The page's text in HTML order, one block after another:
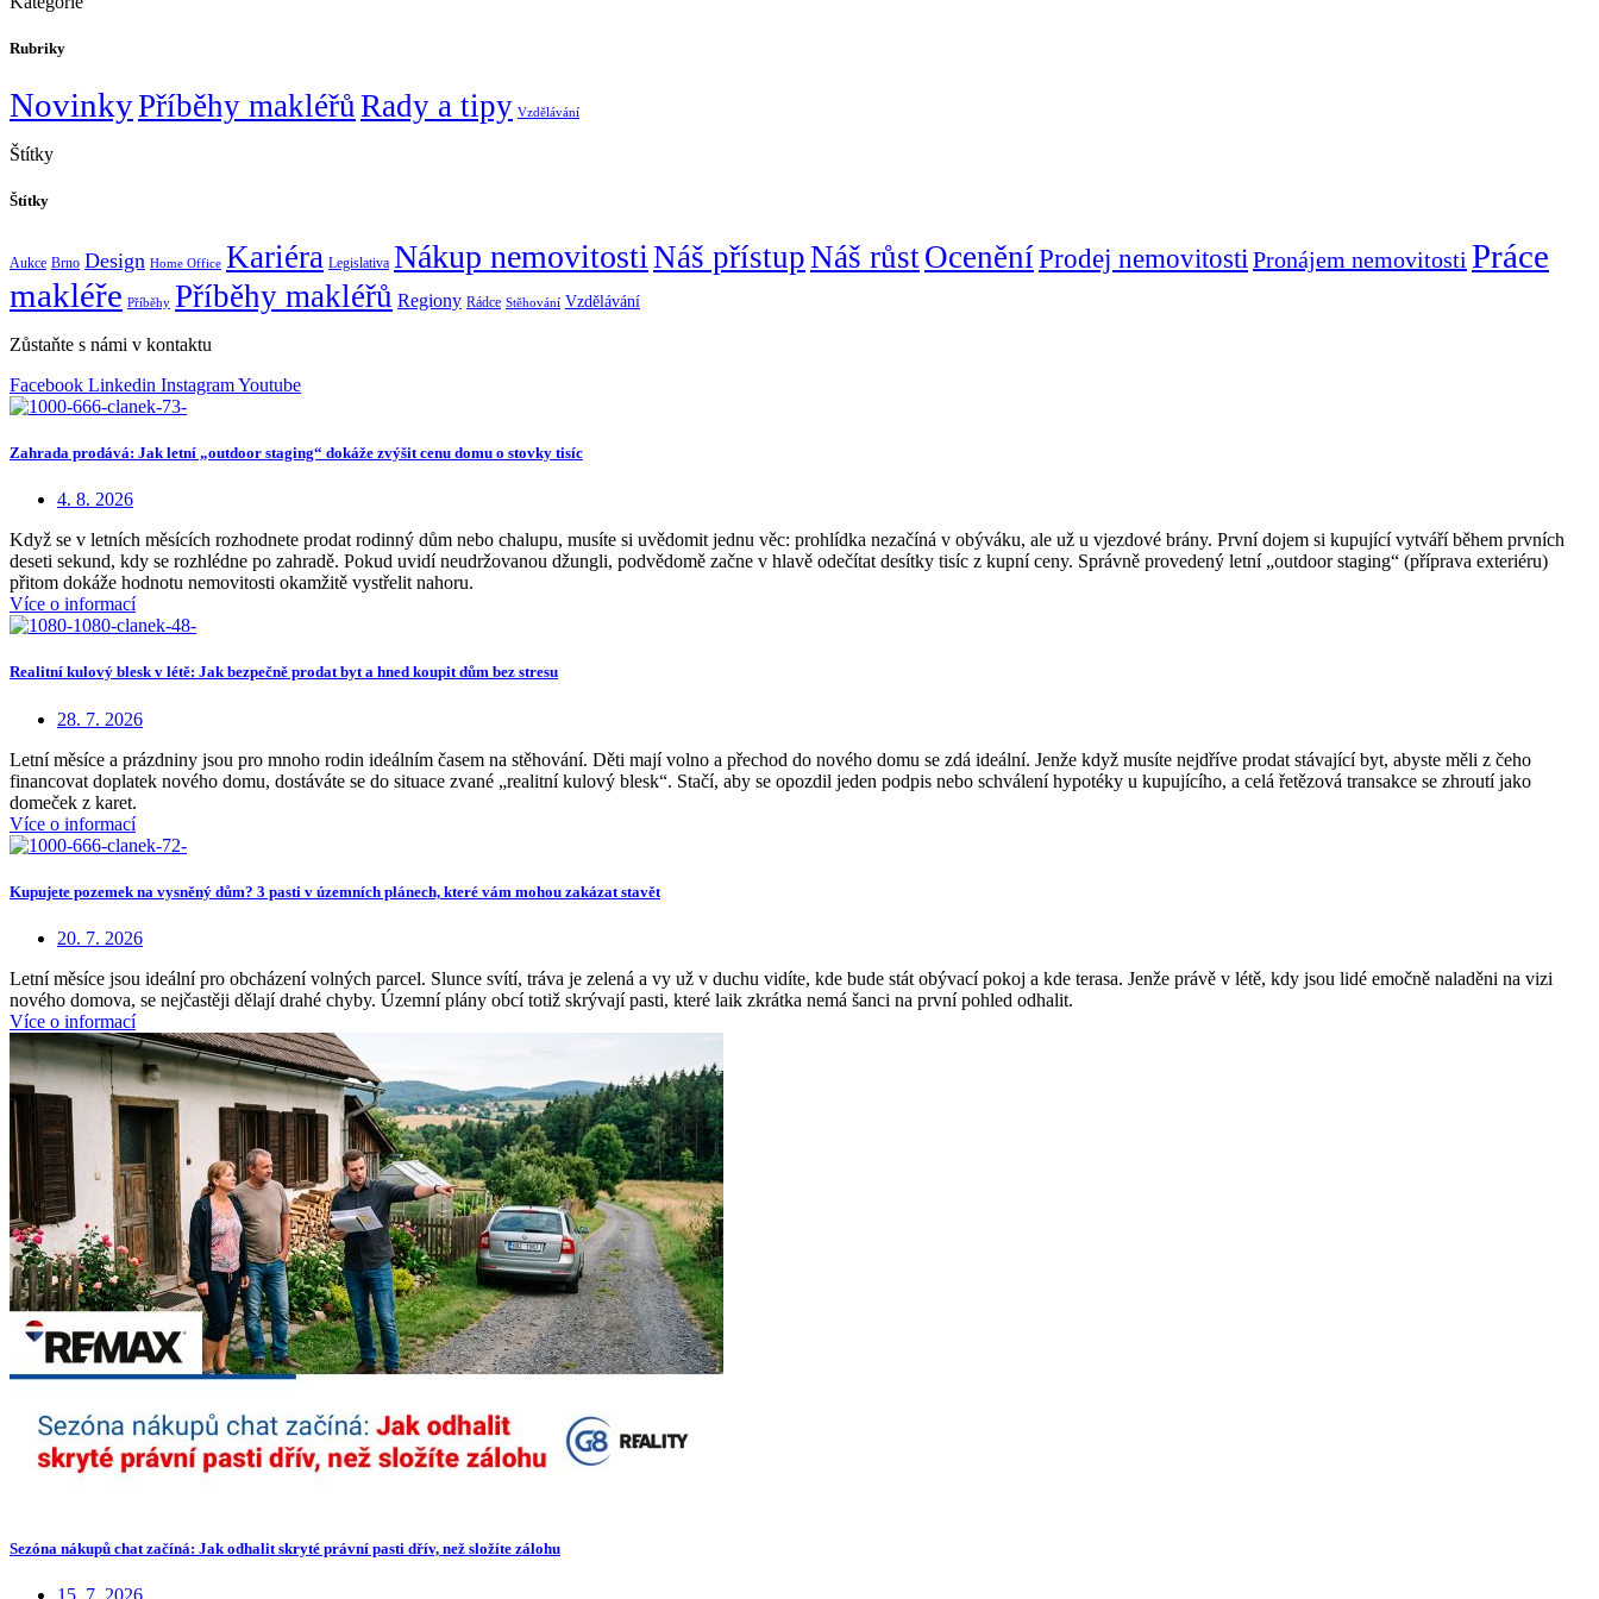
Rubriky
NovinkyPříběhy makléřů Rady a tipy Vzdělávání
Štítky
Štítky
Aukce Brno Design Home Office Kariéra Legislativa Nákup nemovitosti Náš přístupNáš růstOceněníProdej nemovitosti Pronájem nemovitosti Práce
makléře Příběhy Příběhy makléřů Regiony Rádce Stěhování Vzdělávání
Zůstaňte s námi v kontaktu
Facebook Linkedin InstagramYoutube
Zahrada prodává: Jak letní „outdoor staging“ dokáže zvýšit cenu domu o stovky tisíc
4. 8. 2026
Když se v letních měsících rozhodnete prodat rodinný dům nebo chalupu, musíte si uvědomit jednu věc: prohlídka nezačíná v obýváku, ale už u vjezdové brány. První dojem si kupující vytváří během prvních
deseti sekund, kdy se rozhlédne po zahradě. Pokud uvidí neudržovanou džungli, podvědomě začne v hlavě odečítat desítky tisíc z kupní ceny. Správně provedený letní „outdoor staging“ (příprava exteriéru)
přitom dokáže hodnotu nemovitosti okamžitě vystřelit nahoru.
Více o informací
Realitní kulový blesk v létě: Jak bezpečně prodat byt a hned koupit dům bez stresu
28. 7. 2026
Letní měsíce a prázdniny jsou pro mnoho rodin ideálním časem na stěhování. Děti mají volno a přechod do nového domu se zdá ideální. Jenže když musíte nejdříve prodat stávající byt, abyste měli z čeho
financovat doplatek nového domu, dostáváte se do situace zvané „realitní kulový blesk“. Stačí, aby se opozdil jeden podpis nebo schválení hypotéky u kupujícího, a celá řetězová transakce se zhroutí jako
domeček z karet.
Více o informací
Kupujete pozemek na vysněný dům? 3 pasti v územních plánech, které vám mohou zakázat stavět
20. 7. 2026
Letní měsíce jsou ideální pro obcházení volných parcel. Slunce svítí, tráva je zelená a vy už v duchu vidíte, kde bude stát obývací pokoj a kde terasa. Jenže právě v létě, kdy jsou lidé emočně naladěni na vizi
nového domova, se nejčastěji dělají drahé chyby. Územní plány obcí totiž skrývají pasti, které laik zkrátka nemá šanci na první pohled odhalit.
Více o informací
Sezóna nákupů chat začíná: Jak odhalit skryté právní pasti dřív, než složíte zálohu